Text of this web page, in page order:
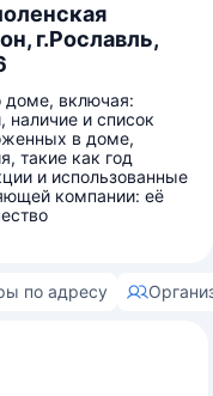
г.Рославль,
доме, включая:
наличие и список
в доме,
такие как год
и использованные
компании: её
по адресу